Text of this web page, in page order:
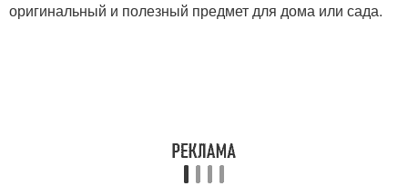
оригинальный и полезный предмет для дома или сада.